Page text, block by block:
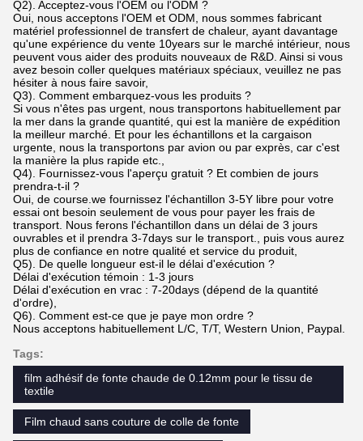
Q2). Acceptez-vous l'OEM ou l'ODM ?
Oui, nous acceptons l'OEM et ODM, nous sommes fabricant
matériel professionnel de transfert de chaleur, ayant davantage
qu'une expérience du vente 10years sur le marché intérieur, nous
peuvent vous aider des produits nouveaux de R&D. Ainsi si vous
avez besoin coller quelques matériaux spéciaux, veuillez ne pas
hésiter à nous faire savoir,
Q3). Comment embarquez-vous les produits ?
Si vous n'êtes pas urgent, nous transportons habituellement par
la mer dans la grande quantité, qui est la manière de expédition
la meilleur marché. Et pour les échantillons et la cargaison
urgente, nous la transportons par avion ou par exprès, car c'est
la manière la plus rapide etc.,
Q4). Fournissez-vous l'aperçu gratuit ? Et combien de jours
prendra-t-il ?
Oui, de course.we fournissez l'échantillon 3-5Y libre pour votre
essai ont besoin seulement de vous pour payer les frais de
transport. Nous ferons l'échantillon dans un délai de 3 jours
ouvrables et il prendra 3-7days sur le transport., puis vous aurez
plus de confiance en notre qualité et service du produit,
Q5). De quelle longueur est-il le délai d'exécution ?
Délai d'exécution témoin : 1-3 jours
Délai d'exécution en vrac : 7-20days (dépend de la quantité
d'ordre),
Q6). Comment est-ce que je paye mon ordre ?
Nous acceptons habituellement L/C, T/T, Western Union, Paypal.
Tags:
film adhésif de fonte chaude de 0.12mm pour le tissu de
textile
Film chaud sans couture de colle de fonte